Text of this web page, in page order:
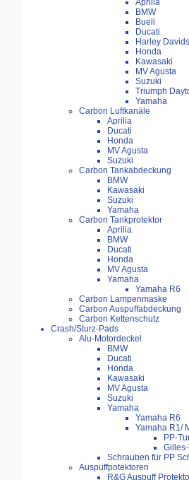
Aprilia
BMW
Buell
Ducati
Harley
Honda
Kawasaki
MV Agusta
Suzuki
Triumph
Yamaha
Carbon Luftkanäle
Aprilia
Ducati
Honda
MV Agusta
Suzuki
Carbon Tankabdeckung
BMW
Kawasaki
Suzuki
Yamaha
Carbon Tankprotektor
Aprilia
BMW
Ducati
Honda
MV Agusta
Yamaha
Yamaha R6
Carbon Lampenmaske
Carbon Auspuffabdeckung
Carbon Kettenschutz
Crash/Sturz-Pads
Alu-Motordeckel
BMW
Ducati
Honda
Kawasaki
MV Agusta
Suzuki
Yamaha
Yamaha R6
Yamaha R1/
PP-
Schrauben für PP
Auspuffpotektoren
R&G Auspuff